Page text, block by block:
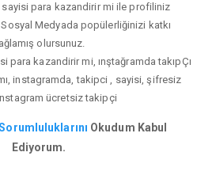
para kazandirir mi ile profiliniz
Medyada popülerliğinizi katkı
olursunuz.
para kazandirir mi, ınştağramda takıpÇı
mı, instagramda, takipci , sayisi, şifresiz
ücretsiz takipçi
Okudum Kabul
Ediyorum.